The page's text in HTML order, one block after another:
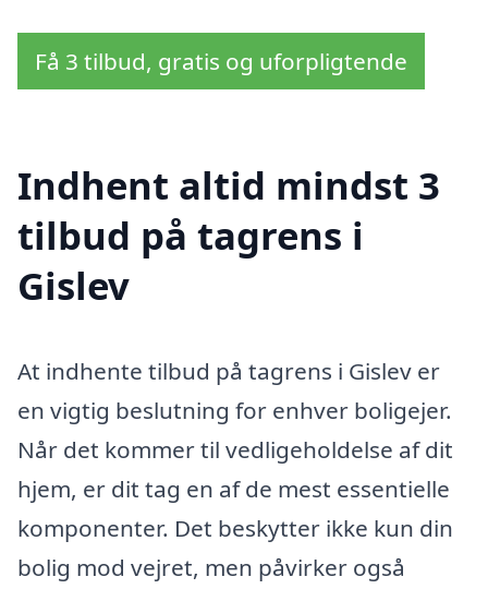
Få 3 tilbud, gratis og uforpligtende
Indhent altid mindst 3
tilbud på tagrens i
Gislev
At indhente tilbud på tagrens i Gislev er
en vigtig beslutning for enhver boligejer.
Når det kommer til vedligeholdelse af dit
hjem, er dit tag en af de mest essentielle
komponenter. Det beskytter ikke kun din
bolig mod vejret, men påvirker også